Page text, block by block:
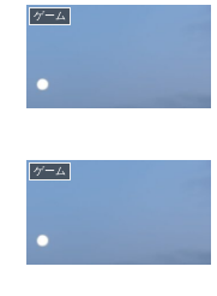
ゲーム
ゲーム